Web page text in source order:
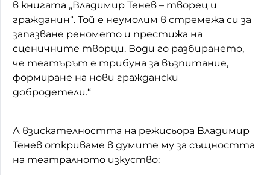
в книгата „Владимир Тенев – творец и
гражданин“. Той е неумолим в стремежа си за
запазване реномето и престижа на
сценичните творци. Води го разбирането,
че театърът е трибуна за възпитание,
формиране на нови граждански
добродетели.“
А взискателността на режисьора Владимир
Тенев откриваме в думите му за същността
на театралното изкуство: